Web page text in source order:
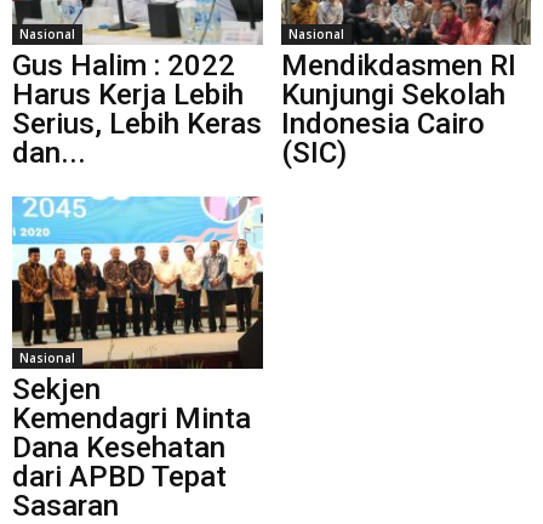
Nasional
Gus Halim : 2022
Harus Kerja Lebih
Serius, Lebih Keras
dan...
Nasional
Mendikdasmen RI
Kunjungi Sekolah
Indonesia Cairo
(SIC)
Nasional
Sekjen
Kemendagri Minta
Dana Kesehatan
dari APBD Tepat
Sasaran